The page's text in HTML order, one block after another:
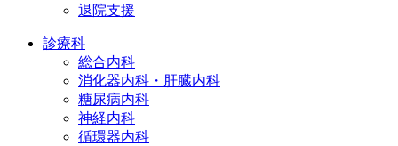
退院支援
診療科
総合内科
消化器内科・肝臓内科
糖尿病内科
神経内科
循環器内科